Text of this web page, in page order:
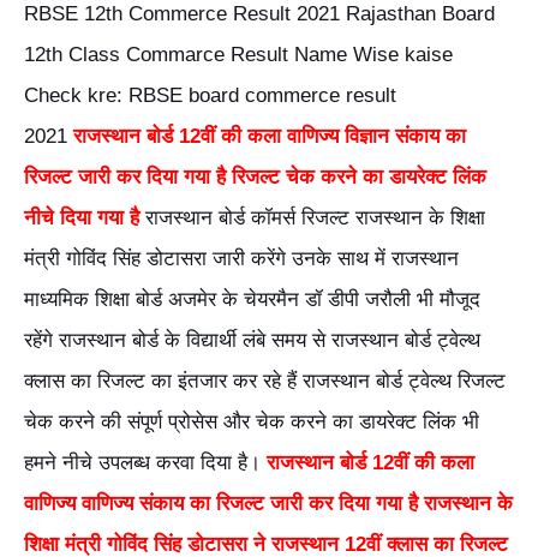
RBSE 12th Commerce Result 2021 Rajasthan Board
12th Class Commarce Result Name Wise kaise
Check kre: RBSE board commerce result
2021राजस्थान बोर्ड 12वीं की कला वाणिज्य विज्ञान संकाय का
रिजल्ट जारी कर दिया गया है रिजल्ट चेक करने का डायरेक्ट लिंक
नीचे दिया गया हैराजस्थान बोर्ड कॉमर्स रिजल्ट राजस्थान के शिक्षा
मंत्री गोविंद सिंह डोटासरा जारी करेंगे उनके साथ में राजस्थान
माध्यमिक शिक्षा बोर्ड अजमेर के चेयरमैन डॉ डीपी जरौली भी मौजूद
रहेंगे राजस्थान बोर्ड के विद्यार्थी लंबे समय से राजस्थान बोर्ड ट्वेल्थ
क्लास का रिजल्ट का इंतजार कर रहे हैं राजस्थान बोर्ड ट्वेल्थ रिजल्ट
चेक करने की संपूर्ण प्रोसेस और चेक करने का डायरेक्ट लिंक भी
हमने नीचे उपलब्ध करवा दिया है।राजस्थान बोर्ड 12वीं की कला
वाणिज्य वाणिज्य संकाय का रिजल्ट जारी कर दिया गया है राजस्थान के
शिक्षा मंत्री गोविंद सिंह डोटासरा ने राजस्थान 12वीं क्लास का रिजल्ट